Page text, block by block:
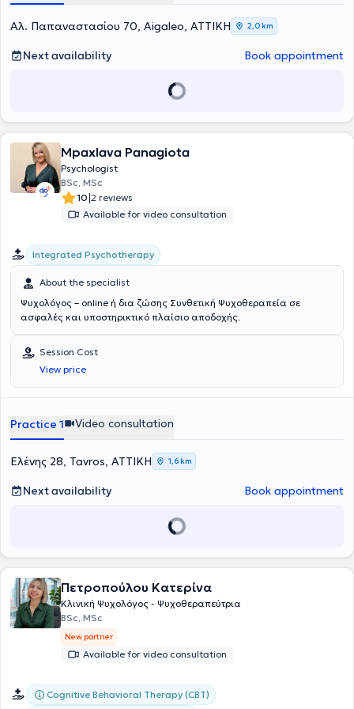
Αλ. Παπαναστασίου 70, Aigaleo, ΑΤΤΙΚΗ 2,0 km
Next availability Book appointment
Mpaxlava Panagiota
Psychologist
BSc, MSc
10|2 reviews
Available for video consultation
Integrated Psychotherapy
About the specialist
Ψυχολόγος – online ή δια ζώσης Συνθετική Ψυχοθεραπεία σε
ασφαλές και υποστηρικτικό πλαίσιο αποδοχής.
Session Cost
View price
Practice 1 Video consultation
Ελένης 28, Tavros, ΑΤΤΙΚΗ 1,6 km
Next availability Book appointment
Πετροπούλου Κατερίνα
Κλινική Ψυχολόγος - Ψυχοθεραπεύτρια
BSc, MSc
New partner
Available for video consultation
Cognitive Behavioral Therapy (CBT)